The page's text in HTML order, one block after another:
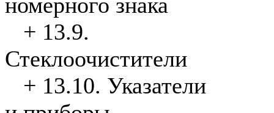
номерного знака
+ 13.9.
Стеклоочистители
+ 13.10. Указатели